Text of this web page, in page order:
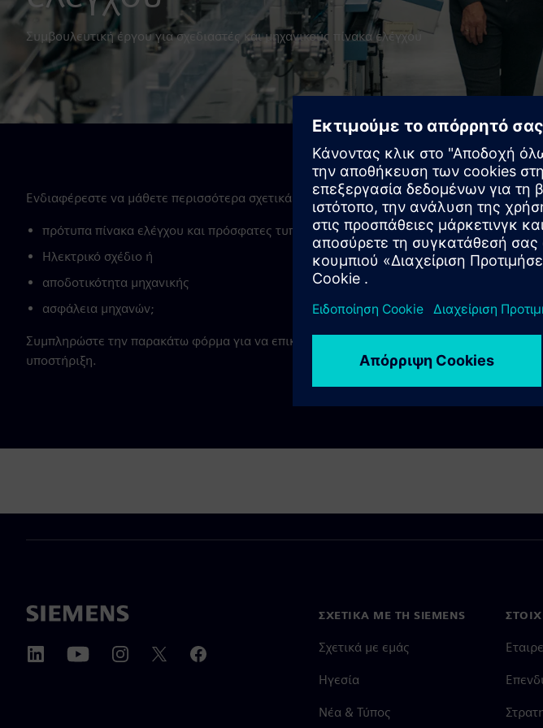
Συμβουλευτική έργου για σχεδιαστές και μηχανικούς πίνακα ελέγχου
Ενδιαφέρεστε να μάθετε περισσότερα σχετικά με:
πρότυπα πίνακα ελέγχου και πρόσφατες τυποποιημένες αλλαγές
Ηλεκτρικό σχέδιο ή
αποδοτικότητα μηχανικής
ασφάλεια μηχανών;
Συμπληρώστε την παρακάτω φόρμα για να επικοινωνήσετε με έναν από τους ειδικούς μας
υποστήριξη.
ΣΧΕΤΙΚΆ ΜΕ ΤΗ SIEMENS
Σχετικά με εμάς
Ηγεσία
Νέα & Τύπος